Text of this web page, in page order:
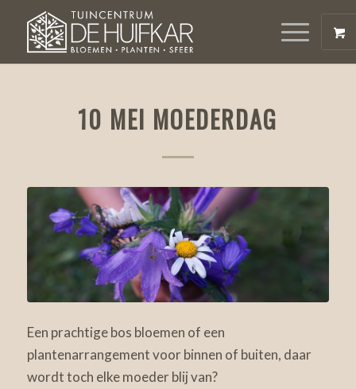
10 MEI MOEDERDAG
Een prachtige bos bloemen of een
plantenarrangement voor binnen of buiten, daar
wordt toch elke moeder blij van?